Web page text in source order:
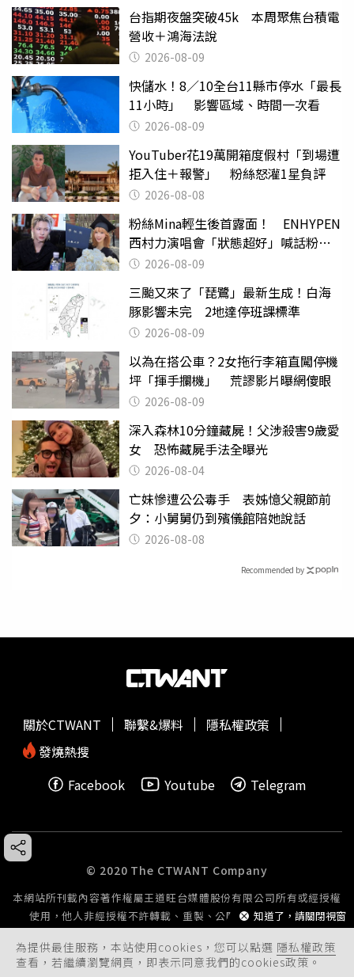
台指期夜盤突破45k 本周聚焦台積電
營收＋鴻海法說
2026-08-09
快儲水！8／10全台11縣市停水「最長
11小時」 影響區域、時間一次看
2026-08-09
YouTuber花19萬開箱度假村「到場遭
拒入住＋報警」 粉絲怒灌1星負評
2026-08-08
粉絲Mina輕生後首露面！ ENHYPEN
西村力演唱會「狀態超好」喊話粉
絲：我們心意相通
2026-08-09
三颱又來了「琵鷺」最新生成！白海
豚影響未完 2地達停班課標準
2026-08-09
以為在搭公車？2女拖行李箱直闖停機
坪「揮手攔機」 荒謬影片曝網傻眼
2026-08-09
深入森林10分鐘藏屍！父涉殺害9歲愛
女 恐怖藏屍手法全曝光
2026-08-04
亡妹慘遭公公毒手 表姊憶父親節前
夕：小舅舅仍到殯儀館陪她說話
2026-08-08
Recommended by
為提供最佳服務，本站使用cookies，您可以點選 隱私權政策
查看，若繼續瀏覽網頁，即表示同意我們的cookies政策。
知道了，請關閉視窗
關於CTWANT 聯繫&爆料
隱私權政策
發燒熱搜
Facebook
Youtube Telegram
© 2020 The CTWANT Company
本網站所刊載內容著作權屬王道旺台媒體股份有限公司所有或經授權
使用，他人非經授權不許轉載、重製、公開播送或公開傳輸。